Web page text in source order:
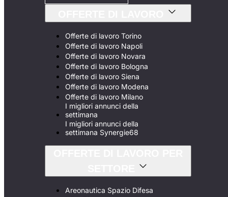
Offerte di lavoro Torino
Offerte di lavoro Napoli
Offerte di lavoro Novara
Offerte di lavoro Bologna
Offerte di lavoro Siena
Offerte di lavoro Modena
Offerte di lavoro Milano
I migliori annunci della
settimana
I migliori annunci della
settimana Synergie68
Areonautica Spazio Difesa